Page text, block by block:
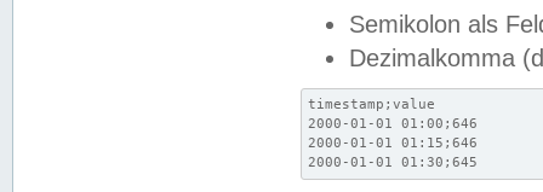
Semikolon als
Dezimalkomma
timestamp;value
2000-01-01 01:00;646
2000-01-01 01:15;646
2000-01-01 01:30;645